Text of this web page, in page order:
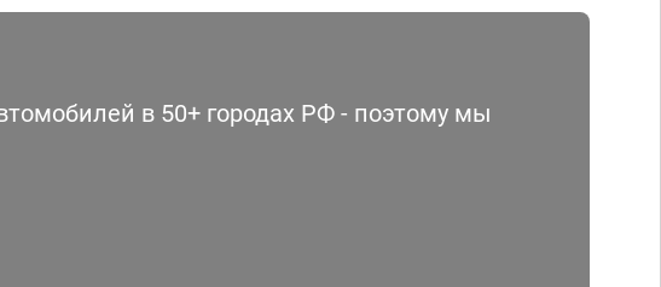
в 50+ городах РФ - поэтому мы